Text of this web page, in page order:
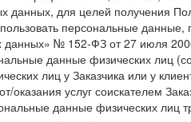
данных, для целей получения
персональные
данных» № 152-ФЗ от 27 июля
данные физических лиц
лиц у Заказчика или у
оказания услуг соискателем
данные физических лиц